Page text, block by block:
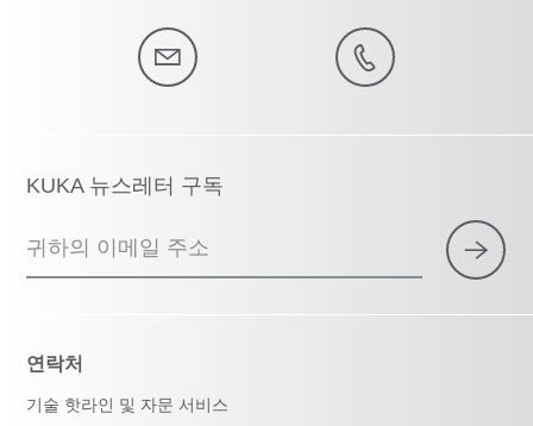
KUKA 뉴스레터 구독
귀하의 이메일 주소
연락처
기술 핫라인 및 자문 서비스